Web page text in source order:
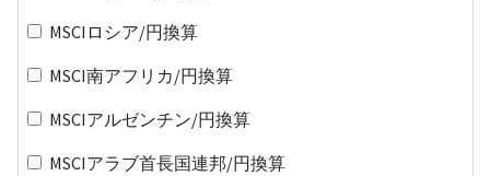
MSCIロシア/円換算
MSCI南アフリカ/円換算
MSCIアルゼンチン/円換算
MSCIアラブ首長国連邦/円換算